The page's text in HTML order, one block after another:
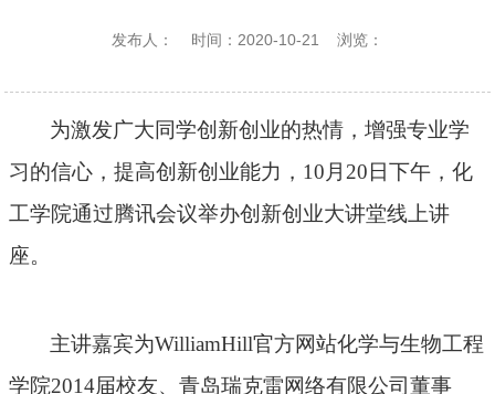
发布人： 时间：2020-10-21 浏览：
为激发广大同学创新创业的热情，增强专业学
习的信心，提高创新创业能力， 10月20日下午，化
工学院通过腾讯会议举办创新创业大讲堂线上讲
座。
主讲嘉宾为WilliamHill官方网站化学与生物工程
学院2014届校友、青岛瑞克雷网络有限公司董事